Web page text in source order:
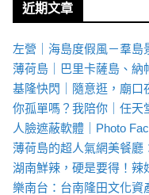
近期文章
左營｜海島度假風－羣島
薄荷島｜巴里卡薩島、納
基隆快閃｜隨意逛，廟口
你孤單嗎？我陪你｜任天
人臉遮蔽軟體｜Photo
薄荷島的超人氣網美餐
湖南鮮辣，硬是要得！辣
樂南台：台南隆田文化資